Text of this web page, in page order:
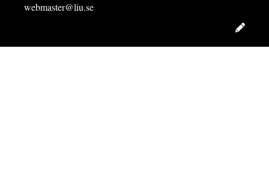
webmaster@liu.se